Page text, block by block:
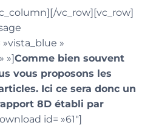
vc_row][vc_row]
»
»]Comme bien souvent
vous proposons les
Ici ce sera donc un
8D établi par
id= »61″]